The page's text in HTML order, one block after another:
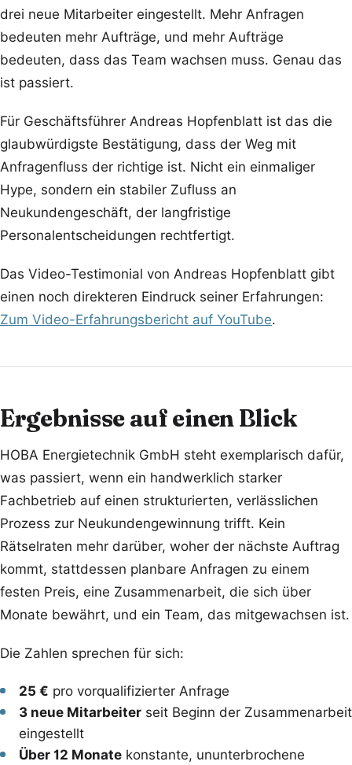
drei neue Mitarbeiter eingestellt. Mehr Anfragen
bedeuten mehr Aufträge, und mehr Aufträge
bedeuten, dass das Team wachsen muss. Genau das
ist passiert.
Für Geschäftsführer Andreas Hopfenblatt ist das die
glaubwürdigste Bestätigung, dass der Weg mit
Anfragenfluss der richtige ist. Nicht ein einmaliger
Hype, sondern ein stabiler Zufluss an
Neukundengeschäft, der langfristige
Personalentscheidungen rechtfertigt.
Das Video-Testimonial von Andreas Hopfenblatt gibt
einen noch direkteren Eindruck seiner Erfahrungen:
Zum Video-Erfahrungsbericht auf YouTube.
Ergebnisse auf einen Blick
HOBA Energietechnik GmbH steht exemplarisch dafür,
was passiert, wenn ein handwerklich starker
Fachbetrieb auf einen strukturierten, verlässlichen
Prozess zur Neukundengewinnung trifft. Kein
Rätselraten mehr darüber, woher der nächste Auftrag
kommt, stattdessen planbare Anfragen zu einem
festen Preis, eine Zusammenarbeit, die sich über
Monate bewährt, und ein Team, das mitgewachsen ist.
Die Zahlen sprechen für sich:
25 € pro vorqualifizierter Anfrage
3 neue Mitarbeiter seit Beginn der Zusammenarbeit
eingestellt
Über 12 Monate konstante, ununterbrochene